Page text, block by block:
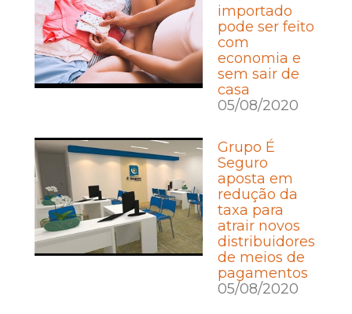
importado
pode ser feito
com
economia e
sem sair de
casa
05/08/2020
Grupo É
Seguro
aposta em
redução da
taxa para
atrair novos
distribuidores
de meios de
pagamentos
05/08/2020